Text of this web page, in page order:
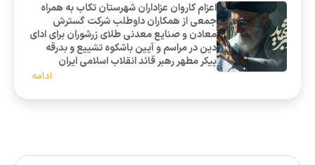
اعزام کاروان عزاداران شهرستان تکاب به همراه
جمعی از همکاران داوطلب شرکت گسترش
معادن و صنایع معدنی طلای زرشوران برای ادای
دین در مراسم و آیین باشکوه تشییع و بدرقه
پیکر مطهر رهبر قائد انقلاب اسلامی ایران
ادامه